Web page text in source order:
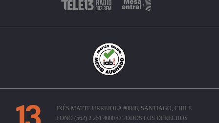
INÉS MATTE URREJOLA #0848, SANTIAGO, CHILE
FONO (562) 2 251 4000 © TODOS LOS DERECHOS